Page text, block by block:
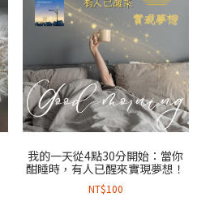
我的一天從4點30分開始：當你
酣睡時，有人已醒來實現夢想！
NT$100